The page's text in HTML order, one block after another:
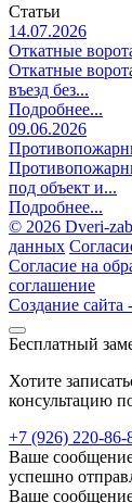
Статьи
14.07.2026
Откатные
Откатные
въезд без...
Подробнее...
09.06.2026
под объект и...
Подробнее...
© 2026 Dveri-
данных
Согласие на
соглашение
Создание сайта -
Бесплатный
Хотите
консультацию
+7 (926) 220-86-
Ваше
успешно
Ваше